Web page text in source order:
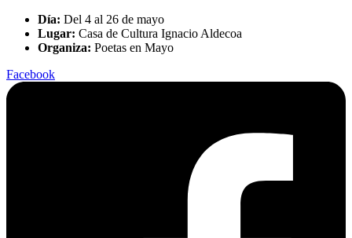
Día: Del 4 al 26 de mayo
Lugar: Casa de Cultura Ignacio Aldecoa
Organiza: Poetas en Mayo
Facebook